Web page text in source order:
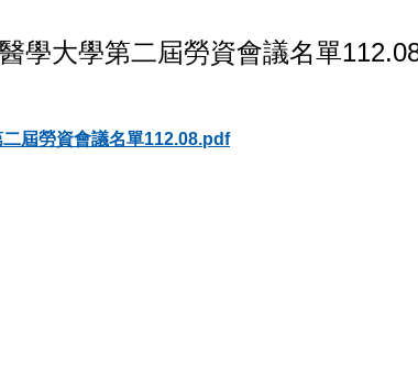
醫學大學第二屆勞資會議名單
屆勞資會議名單112.08.pdf